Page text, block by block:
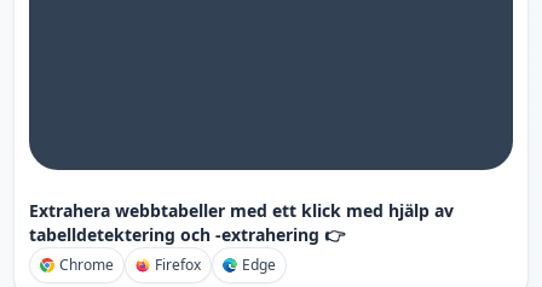
Extrahera webbtabeller med ett klick med hjälp av
tabelldetektering och -extrahering 👉
Chrome Firefox Edge